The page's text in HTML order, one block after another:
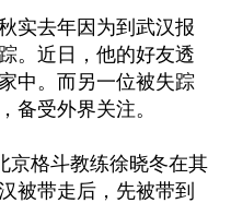
实去年因为到武汉报
。近日，他的好友透
中。而另一位被失踪
备受外界关注。
京格斗教练徐晓冬在其
被带走后，先被带到